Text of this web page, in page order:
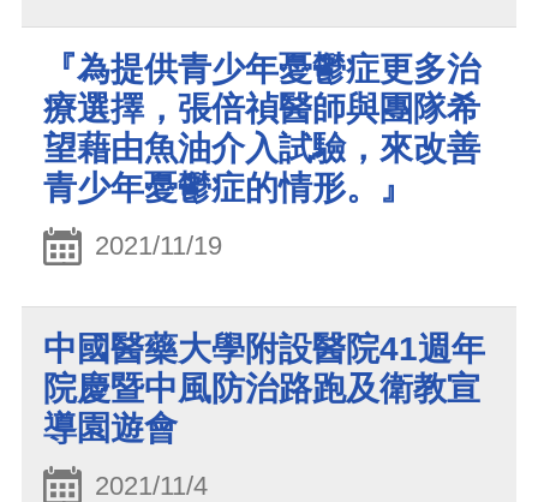
『為提供青少年憂鬱症更多治
療選擇，張倍禎醫師與團隊希
望藉由魚油介入試驗，來改善
青少年憂鬱症的情形。』
2021/11/19
中國醫藥大學附設醫院41週年
院慶暨中風防治路跑及衛教宣
導園遊會
2021/11/4